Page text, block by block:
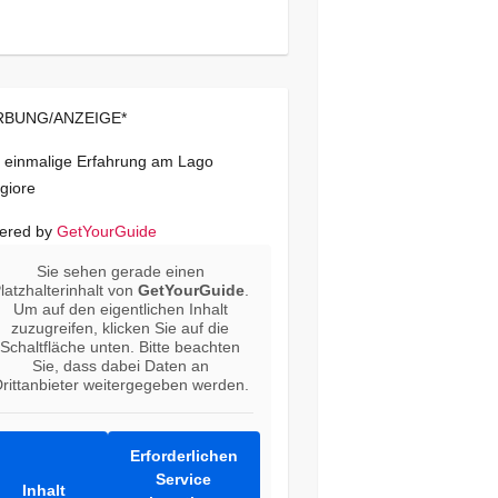
ANZEIGE*
einmalige Erfahrung am Lago
by GetYourGuide
Sie sehen gerade einen
vonGetYourGuide
Um auf den eigentlichen Inhalt
zuzugreifen, klicken Sie auf die
Schaltfläche unten. Bitte beachten
Sie, dass dabei Daten an
weitergegeben werden.
Inhalt
Erforderlichen
Service